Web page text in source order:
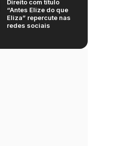
Direito com título
“Antes Elize do que
Eliza” repercute nas
redes sociais